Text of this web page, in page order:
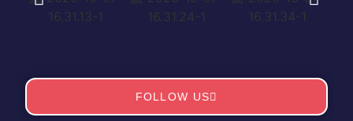
FOLLOW US